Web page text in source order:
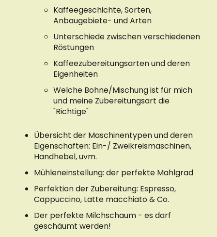
Kaffeegeschichte, Sorten,
Anbaugebiete- und Arten
Unterschiede zwischen verschiedenen
Röstungen
Kaffeezubereitungsarten und deren
Eigenheiten
Welche Bohne/Mischung ist für mich
und meine Zubereitungsart die
"Richtige"
Übersicht der Maschinentypen und deren
Eigenschaften: Ein-/ Zweikreismaschinen,
Handhebel, uvm.
Mühleneinstellung: der perfekte Mahlgrad
Perfektion der Zubereitung: Espresso,
Cappuccino, Latte macchiato & Co.
Der perfekte Milchschaum - es darf
geschäumt werden!